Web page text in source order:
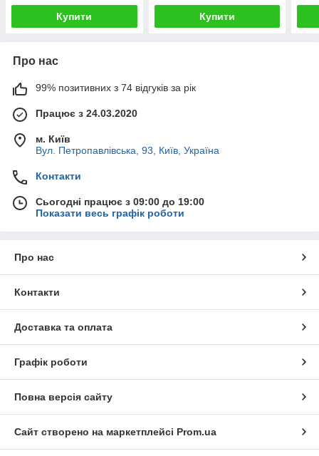
Купити Купити
Про нас
99% позитивних з 74 відгуків за рік
Працює з 24.03.2020
м. Київ
Вул. Петропавлівська, 93, Київ, Україна
Контакти
Сьогодні працює з 09:00 до 19:00
Показати весь графік роботи
Про нас
Контакти
Доставка та оплата
Графік роботи
Повна версія сайту
Сайт створено на маркетплейсі Prom.ua